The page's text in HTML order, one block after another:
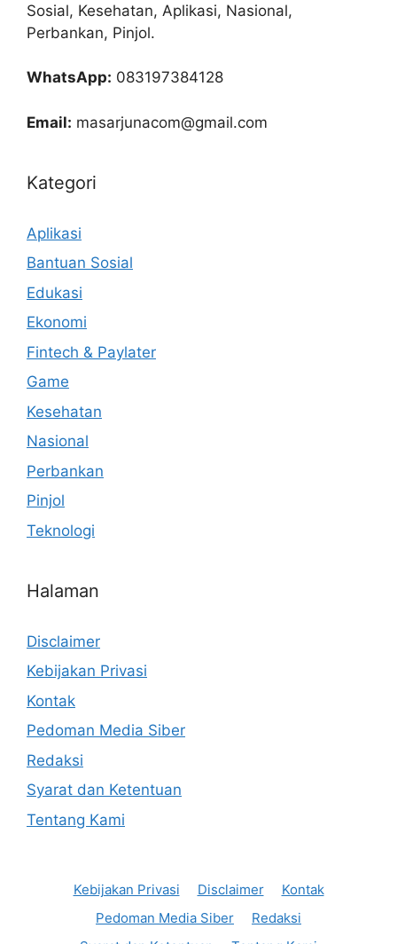
Sosial, Kesehatan, Aplikasi, Nasional,
Perbankan, Pinjol.
WhatsApp: 083197384128
Email: masarjunacom@gmail.com
Kategori
Aplikasi
Bantuan Sosial
Edukasi
Ekonomi
Fintech & Paylater
Game
Kesehatan
Nasional
Perbankan
Pinjol
Teknologi
Halaman
Disclaimer
Kebijakan Privasi
Kontak
Pedoman Media Siber
Redaksi
Syarat dan Ketentuan
Tentang Kami
Kebijakan Privasi Disclaimer
Kontak
Pedoman Media Siber
Redaksi